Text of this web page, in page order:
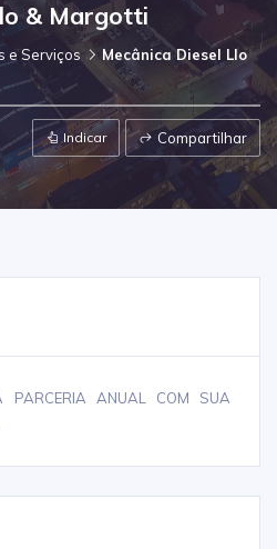
& Margotti
e Serviços
Mecânica Diesel Llo
Indicar Compartilhar
PARCERIA ANUAL COM SUA